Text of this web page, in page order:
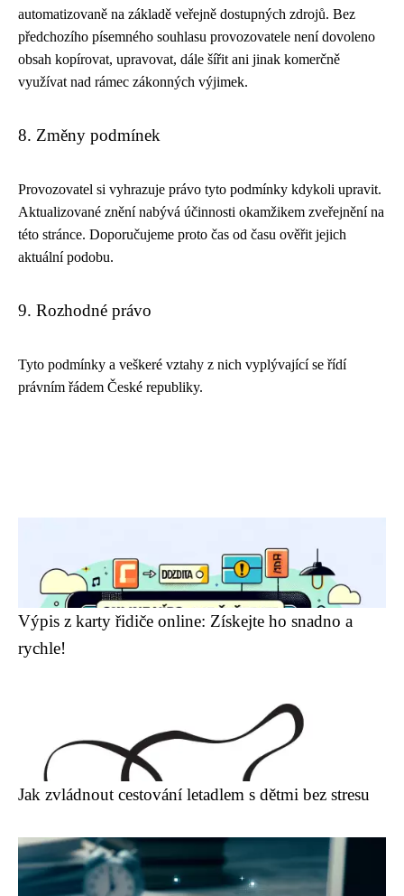
automatizovaně na základě veřejně dostupných zdrojů. Bez
předchozího písemného souhlasu provozovatele není dovoleno
obsah kopírovat, upravovat, dále šířit ani jinak komerčně
využívat nad rámec zákonných výjimek.
8. Změny podmínek
Provozovatel si vyhrazuje právo tyto podmínky kdykoli upravit.
Aktualizované znění nabývá účinnosti okamžikem zveřejnění na
této stránce. Doporučujeme proto čas od času ověřit jejich
aktuální podobu.
9. Rozhodné právo
Tyto podmínky a veškeré vztahy z nich vyplývající se řídí
právním řádem České republiky.
Výpis z karty řidiče online: Získejte ho snadno a
rychle!
Jak zvládnout cestování letadlem s dětmi bez stresu